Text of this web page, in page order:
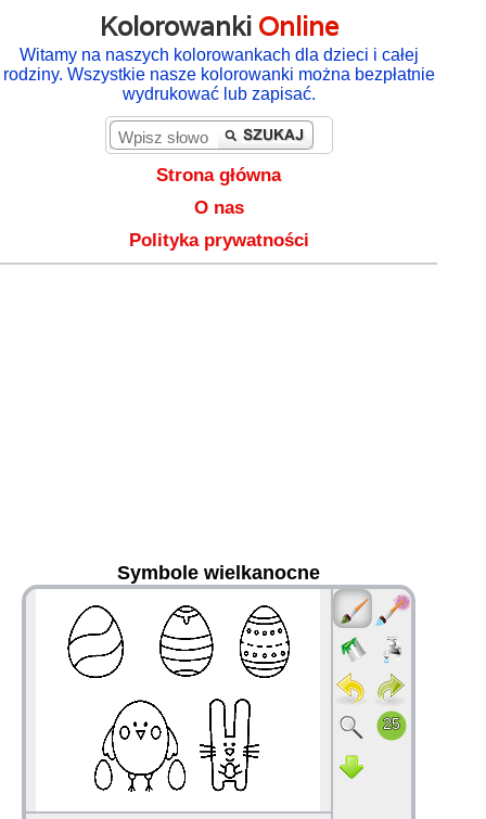
Kolorowanki Online
Witamy na naszych kolorowankach dla dzieci i całej
rodziny. Wszystkie nasze kolorowanki można bezpłatnie
wydrukować lub zapisać.
Strona główna
O nas
Polityka prywatności
Symbole wielkanocne